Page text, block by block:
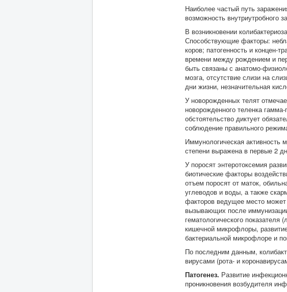
Наиболее частый путь
возможность внутриутробного
В возникновении
Способствующие факторы:
коров; патогенность и концен-
времени между рождением и
быть связаны с анатомо-
мозга, отсутствие слизи на
дни жизни, незначительная
У новорожденных телят
новорожденного теленка
обстоятельство диктует
соблюдение правильного
Иммунологическая активность
степени выражена в первые 2
У поросят энтеротоксемия
биотические факторы
отъем поросят от маток,
углеводов и воды, а также
факторов ведущее место может
вызывающих после
гематологического
кишечной микрофлоры,
бактериальной микрофлоре и
По последним данным,
вирусами (рота- и
Патогенез. Развитие
проникновения возбудителя